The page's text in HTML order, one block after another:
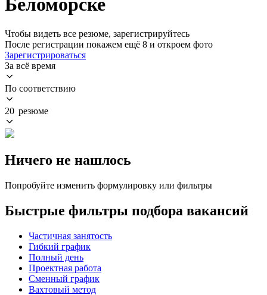
Беломорске
Чтобы видеть все резюме, зарегистрируйтесь
После регистрации покажем ещё 8 и откроем фото
Зарегистрироваться
За всё время
По соответствию
20 резюме
Ничего не нашлось
Попробуйте изменить формулировку или фильтры
Быстрые фильтры подбора вакансий
Частичная занятость
Гибкий график
Полный день
Проектная работа
Сменный график
Вахтовый метод